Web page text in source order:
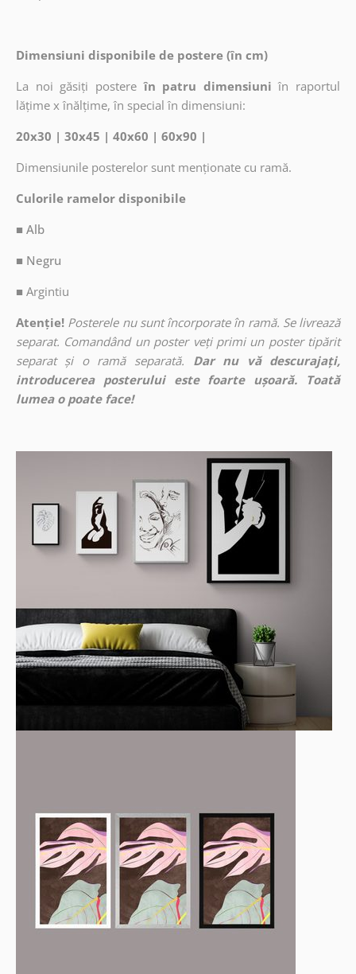
Dimensiuni disponibile de postere (în cm)
La noi găsiți postere în patru dimensiuni în raportul
lățime x înălțime, în special în dimensiuni:
20x30 | 30x45 | 40x60 | 60x90 |
Dimensiunile posterelor sunt menționate cu ramă.
Culorile ramelor disponibile
■ Alb
■ Negru
■ Argintiu
Atenție! Posterele nu sunt încorporate în ramă. Se livrează
separat. Comandând un poster veți primi un poster tipărit
separat și o ramă separată.
Dar nu vă descurajați,
introducerea posterului este foarte ușoară. Toată
lumea o poate face!